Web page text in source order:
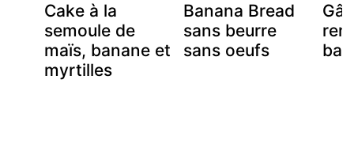
Cake à la
semoule de
maïs, banane et
myrtilles
Banana Bread
sans beurre
sans oeufs